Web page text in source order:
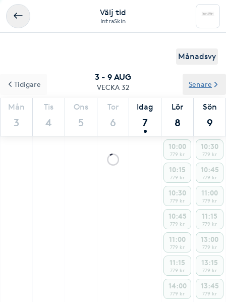
Välj tid
IntraSkin
Månadsvy
3 - 9 AUG
VECKA 32
Mån
3
Tis
4
Ons
5
Tor
6
Idag
7
Lör
8
Sön
9
Tidigare Senare
10:00
779 kr
10:15
779 kr
10:30
779 kr
10:45
779 kr
11:00
779 kr
11:15
779 kr
14:00
779 kr
10:30
779 kr
10:45
779 kr
11:00
779 kr
11:15
779 kr
13:00
779 kr
13:15
779 kr
13:45
779 kr